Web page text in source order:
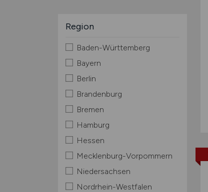
Region
Baden-Württemberg
Bayern
Berlin
Brandenburg
Bremen
Hamburg
Hessen
Mecklenburg-Vorpommern
Niedersachsen
Nordrhein-Westfalen